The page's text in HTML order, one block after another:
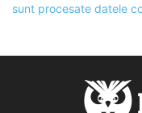
sunt procesate datele